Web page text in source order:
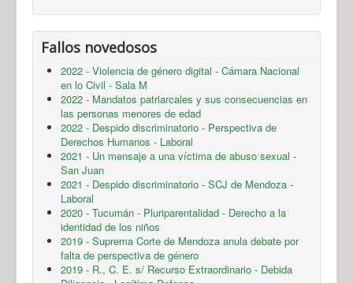
Fallos novedosos
2022 - Violencia de género digital - Cámara Nacional
en lo Civil - Sala M
2022 - Mandatos patriarcales y sus consecuencias en
las personas menores de edad
2022 - Despido discriminatorio - Perspectiva de
Derechos Humanos - Laboral
2021 - Un mensaje a una víctima de abuso sexual -
San Juan
2021 - Despido discriminatorio - SCJ de Mendoza -
Laboral
2020 - Tucumán - Pluriparentalidad - Derecho a la
identidad de los niños
2019 - Suprema Corte de Mendoza anula debate por
falta de perspectiva de género
2019 - R., C. E. s/ Recurso Extraordinario - Debida